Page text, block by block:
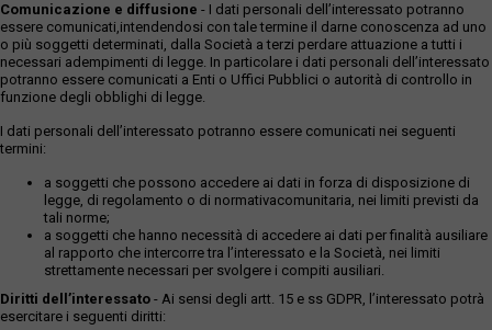
Comunicazione e diffusione - I dati personali dell’interessato potranno
essere comunicati,intendendosi con tale termine il darne conoscenza ad uno
o più soggetti determinati, dalla Società a terzi perdare attuazione a tutti i
necessari adempimenti di legge. In particolare i dati personali dell’interessato
potranno essere comunicati a Enti o Uffici Pubblici o autorità di controllo in
funzione degli obblighi di legge.
I dati personali dell’interessato potranno essere comunicati nei seguenti
termini:
a soggetti che possono accedere ai dati in forza di disposizione di
legge, di regolamento o di normativacomunitaria, nei limiti previsti da
tali norme;
a soggetti che hanno necessità di accedere ai dati per finalità ausiliare
al rapporto che intercorre tra l’interessato e la Società, nei limiti
strettamente necessari per svolgere i compiti ausiliari.
Diritti dell’interessato - Ai sensi degli artt. 15 e ss GDPR, l’interessato potrà
esercitare i seguenti diritti: